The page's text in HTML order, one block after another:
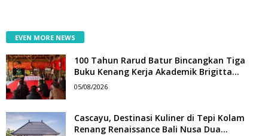
EVEN MORE NEWS
100 Tahun Rarud Batur Bincangkan Tiga
Buku Kenang Kerja Akademik Brigitta...
05/08/2026
Cascayu, Destinasi Kuliner di Tepi Kolam
Renang Renaissance Bali Nusa Dua...